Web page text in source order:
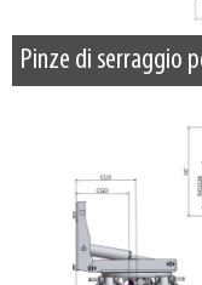
Pinze di serraggio